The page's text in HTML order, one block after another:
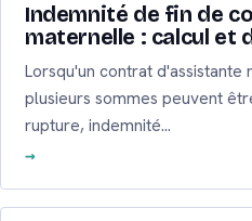
Indemnité de fin de
maternelle : calcul et
Lorsqu'un contrat
plusieurs sommes peuvent
rupture, indemnité…